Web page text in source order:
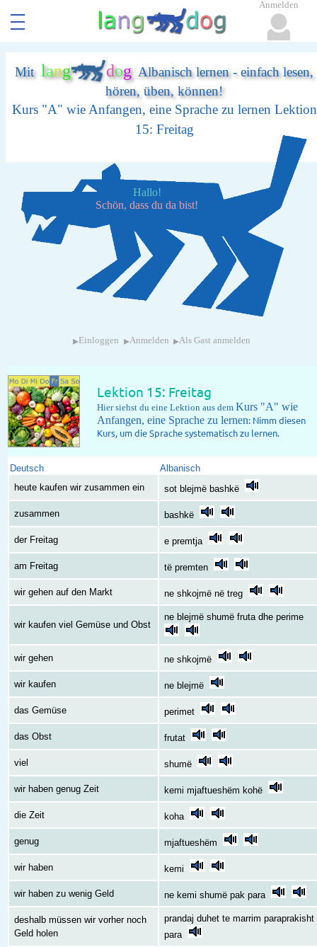
Mit lang dogAlbanisch lernen - einfach lesen,
hören, üben, können!
Kurs "A" wie Anfangen, eine Sprache zu lernen Lektion
15: Freitag
Hallo!
Schön, dass du da bist!
▸ Einloggen ▸Anmelden ▸Als Gast anmelden
Lektion 15: Freitag
Hier siehst du eine Lektion aus dem Kurs "A" wie
Anfangen, eine Sprache zu lernen: Nimm diesen
Kurs, um die Sprache systematisch zu lernen.
Deutsch
Albanisch
heute kaufen wir zusammen ein
sot blejmë bashkë
zusammen bashkë
der Freitag e premtja
am Freitag të premten
wir gehen auf den Markt ne shkojmë në treg
wir kaufen viel Gemüse und Obst
ne blejmë shumë fruta dhe perime
wir gehen ne shkojmë
wir kaufen ne blejmë
das Gemüse perimet
das Obst frutat
viel shumë
wir haben genug Zeit kemi mjaftueshëm kohë
die Zeit koha
genug mjaftueshëm
wir haben kemi
wir haben zu wenig Geld ne kemi shumë pak para
deshalb müssen wir vorher noch
Geld holen
prandaj duhet te marrim paraprakisht
para
Anmelden